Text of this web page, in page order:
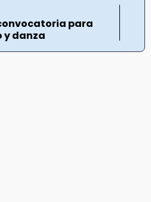
convocatoria para
y danza